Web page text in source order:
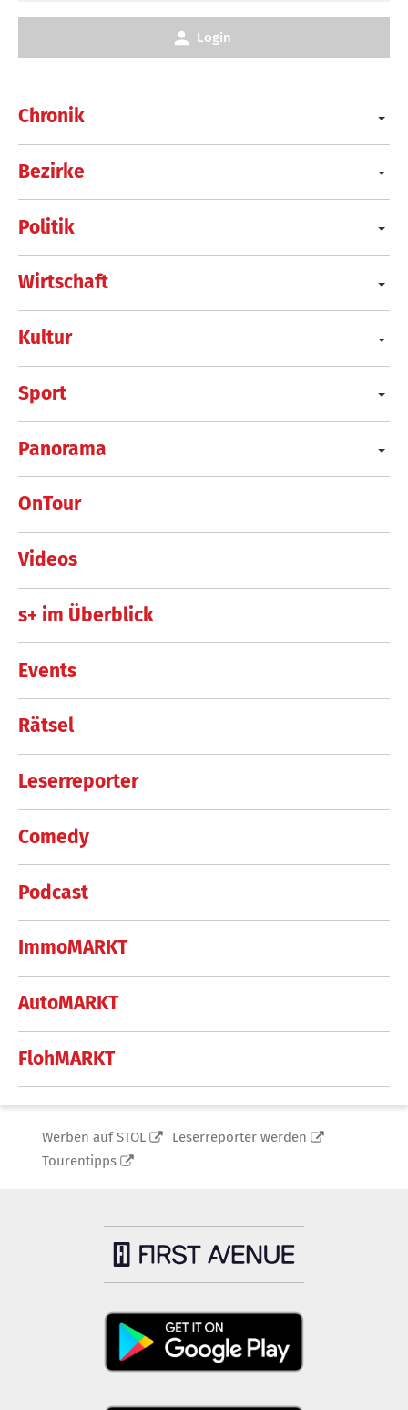
Chronik
Bezirke
Politik
Wirtschaft
Kultur
Sport
Panorama
OnTour
Videos
s+ im Überblick
Events
Rätsel
Leserreporter
Comedy
Podcast
ImmoMARKT
AutoMARKT
FlohMARKT
Login
Werben auf STOL
Leserreporter werden
Tourentipps